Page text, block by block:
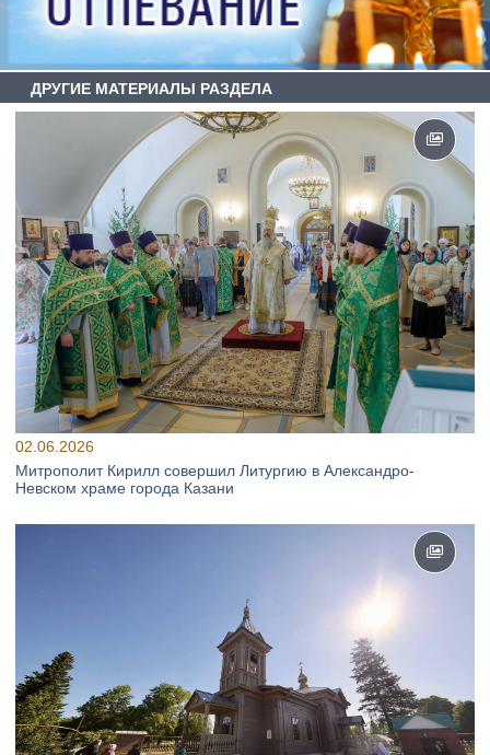
ДРУГИЕ МАТЕРИАЛЫ РАЗДЕЛА
02.06.2026
Митрополит Кирилл совершил Литургию в Александро-
Невском храме города Казани